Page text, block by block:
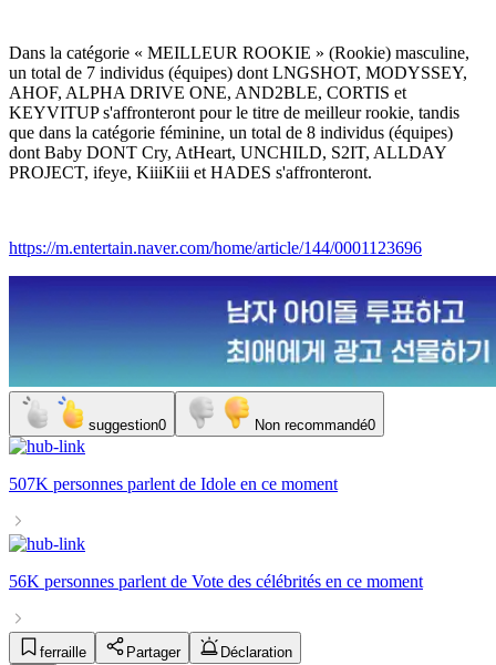
Dans la catégorie « MEILLEUR ROOKIE » (Rookie) masculine,
un total de 7 individus (équipes) dont LNGSHOT, MODYSSEY,
AHOF, ALPHA DRIVE ONE, AND2BLE, CORTIS et
KEYVITUP s'affronteront pour le titre de meilleur rookie, tandis
que dans la catégorie féminine, un total de 8 individus (équipes)
dont Baby DONT Cry, AtHeart, UNCHILD, S2IT, ALLDAY
PROJECT, ifeye, KiiiKiii et HADES s'affronteront.
https://m.entertain.naver.com/home/article/144/0001123696
suggestion0 Non recommandé0
507K personnes parlent de Idole en ce moment
56K personnes parlent de Vote des célébrités en ce moment
ferraille Partager
Déclaration